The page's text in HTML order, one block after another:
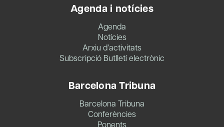
Agenda i notícies
Agenda
Notícies
Arxiu d’activitats
Subscripció Butlletí electrònic
Barcelona Tribuna
Barcelona Tribuna
Conferències
Ponents